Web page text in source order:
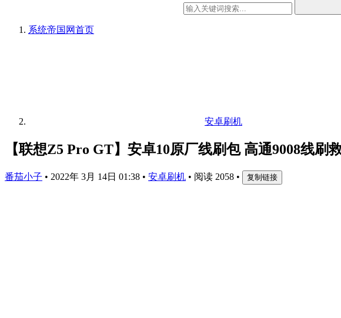
系统帝国网首页
安卓刷机
【联想Z5 Pro GT】安卓10原厂线刷包 高通9008线刷
番茄小子 • 2022年 3月 14日 01:38 • 安卓刷机 • 阅读 2058 • 复制链接